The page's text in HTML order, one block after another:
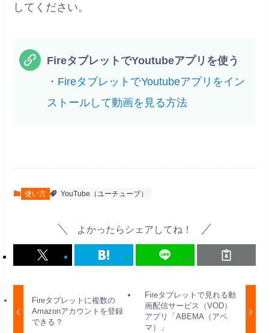
してください。
FireタブレットでYoutubeアプリを使う
・ FireタブレットでYoutubeアプリをイン
ストールして動画を見る方法
使い方 YouTube（ユーチューブ）
よかったらシェアしてね！
Fireタブレットに複数の
Amazonアカウントを登録
できる？
Fireタブレットで見れる動
画配信サービス（VOD）
アプリ「ABEMA（アベ
マ）」